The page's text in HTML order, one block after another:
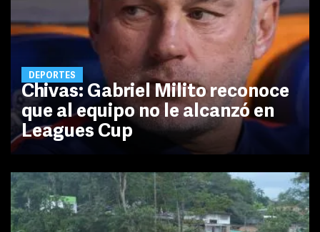
DEPORTES
Chivas: Gabriel Milito reconoce
que al equipo no le alcanzó en
Leagues Cup